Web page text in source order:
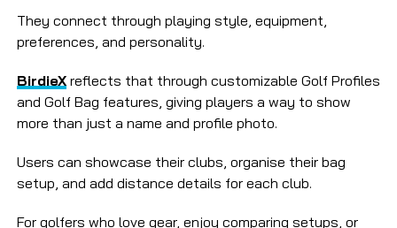
They connect through playing style, equipment,
preferences, and personality.
BirdieXreflects that through customizable Golf Profiles
and Golf Bag features, giving players a way to show
more than just a name and profile photo.
Users can showcase their clubs, organise their bag
setup, and add distance details for each club.
For golfers who love gear, enjoy comparing setups, or